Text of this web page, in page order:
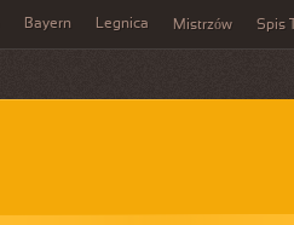
Bayern Legnica Mistrzów Spis